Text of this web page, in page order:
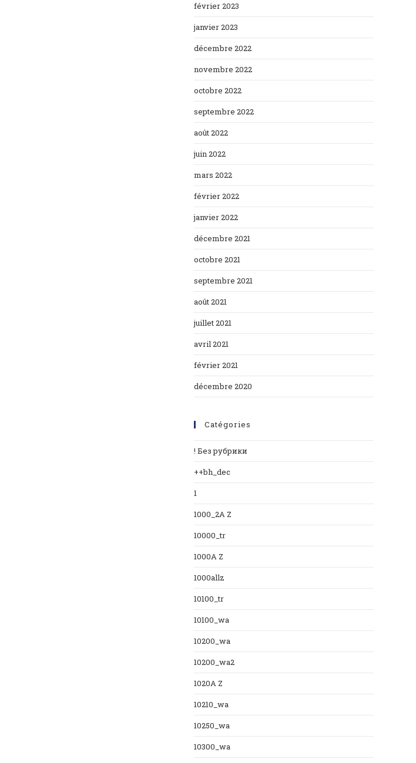
février 2023
janvier 2023
décembre 2022
novembre 2022
octobre 2022
septembre 2022
août 2022
juin 2022
mars 2022
février 2022
janvier 2022
décembre 2021
octobre 2021
septembre 2021
août 2021
juillet 2021
avril 2021
février 2021
décembre 2020
Catégories
! Без рубрики
++bh_dec
1
1000_2A Z
10000_tr
1000A Z
1000allz
10100_tr
10100_wa
10200_wa
10200_wa2
1020A Z
10210_wa
10250_wa
10300_wa